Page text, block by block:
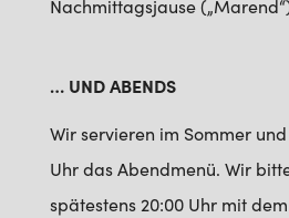
Nachmittagsjause
… UND ABENDS
Wir servieren im Sommer
Uhr das Abendmenü. Wir
spätestens 20:00 Uhr mit